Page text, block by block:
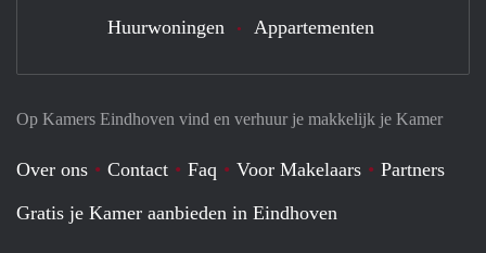
Op Kamers Eindhoven vind en verhuur je makkelijk je Kamer
Over ons Contact Faq Voor Makelaars
Partners
Gratis je Kamer aanbieden in Eindhoven
Huurwoningen Appartementen